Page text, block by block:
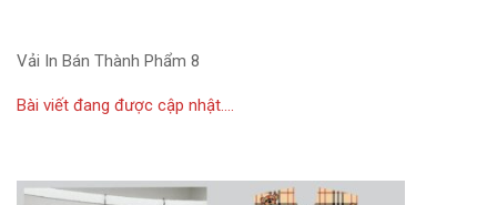
Vải In Bán Thành Phẩm 8
Bài viết đang được cập nhật….